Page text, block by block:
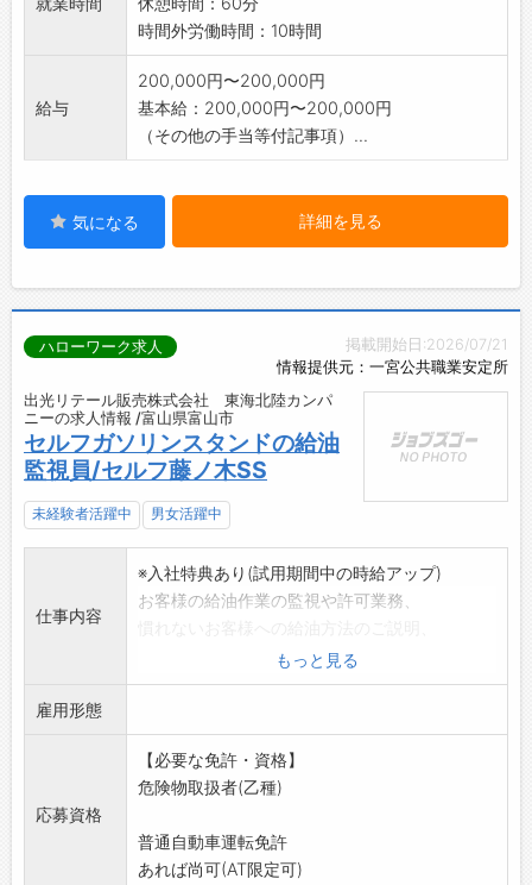
時間外労働時間：10時間
給与
200,000円〜200,000円
基本給：200,000円〜200,000円
（その他の手当等付記事項）...
気になる 詳細を見る
掲載開始日:2026/07/21
情報提供元：一宮公共職業安定所
ハローワーク求人
出光リテール販売株式会社 東海北陸カンパ
ニーの求人情報 /富山県富山市
セルフガソリンスタンドの給油
監視員/セルフ藤ノ木SS
未経験者活躍中 男女活躍中
仕事内容
※入社特典あり(試用期間中の時給アップ)
お客様の給油作業の監視や許可業務、
アプリやお得な会員カードのおすすめが主な仕
事です。
します。
☆セルフスタンドの為、給油作業はありません
☆ガソリンスタンドでの勤務経験がない方でも
ださい。
*従事すべき業務の変更の範囲:会社の定める業
もっと見る
雇用形態
応募資格
【必要な免許・資格】
危険物取扱者(乙種)
普通自動車運転免許
あれば尚可(AT限定可)